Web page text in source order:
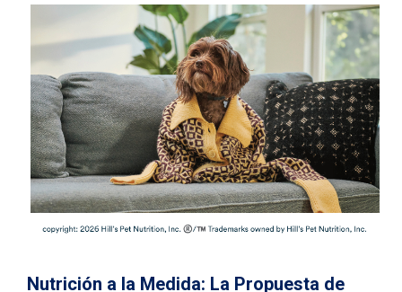
Nutrición a la Medida: La Propuesta de